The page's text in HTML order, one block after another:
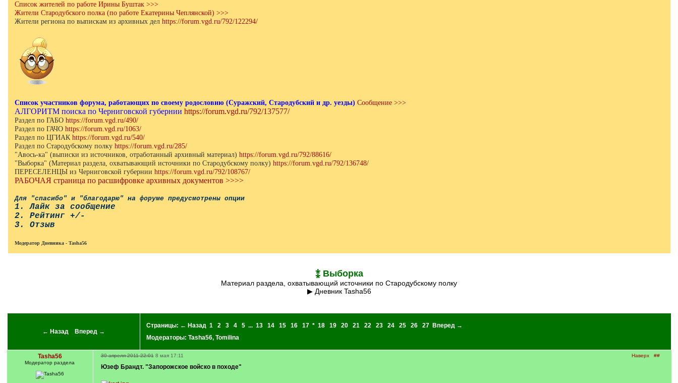
Список жителей по работе Ирины Буштак >>>
Жители Стародубского полка (по работе Екатерины Чеплянской) >>>
Жители региона по выпискам из архивных дел https://forum.vgd.ru/792/122294/
Список участников форума, работающих по своему родословию (Суражский, Стародубский и др. уезды) Сообщение >>>
АЛГОРИТМ поиска по Черниговской губернии https://forum.vgd.ru/792/137577/
Раздел по ГАБО https://forum.vgd.ru/490/
Раздел по ГАЧО https://forum.vgd.ru/1063/
Раздел по ЦГИАК https://forum.vgd.ru/540/
Раздел по Стародубскому полку https://forum.vgd.ru/285/
"Авось-ка" (выписки из источников, отработанный архивный материал) https://forum.vgd.ru/792/88616/
"Выборка" (Материал раздела, охватывающий источники по Стародубскому полку) https://forum.vgd.ru/792/136748/
ПЕРЕСЕЛЕНЦЫ из Черниговской губернии https://forum.vgd.ru/792/108767/
РАБОЧАЯ страница по расшифровке архивных документов >>>>
Для "спасибо" и "благодарю" на форуме предусмотрены опции
1. Лайк за сообщение
2. Рейтинг +/-
3. Отзыв
Модератор Дневника - Tasha56
⁑ Выборка
Материал раздела, охватывающий источники по Стародубскому полку
▶ Дневник Tasha56
← Назад Вперед →
Страницы: ← Назад 1 2 3 4 5 ... 13 14 15 16 17 * 18 19 20 21 22 23 24 25 26 27
Вперед →
Модераторы: Tasha56, Tomilina
Tasha56
Модератор раздела
Наверх ##
30 апреля 2011 22:01 8 мая 17:11
Юзеф Брандт. "Запорожское войско в походе"